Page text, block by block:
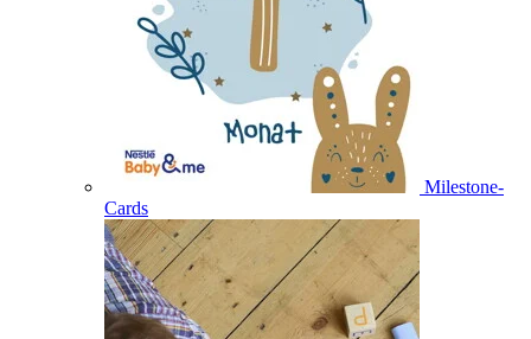
Milestone-
Cards